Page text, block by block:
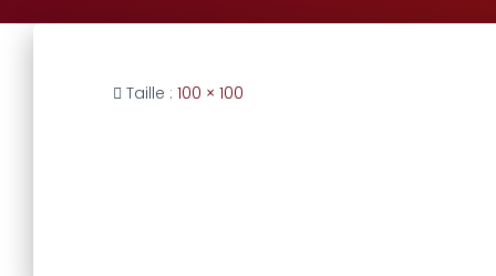
Taille : 100 × 100